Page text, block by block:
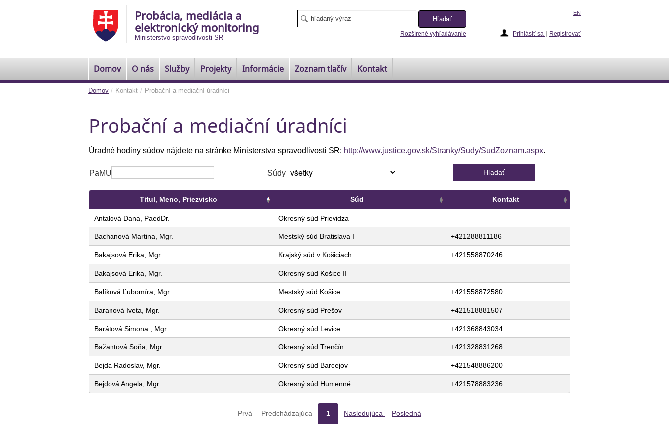
Probácia, mediácia a
elektronický monitoring
Ministerstvo spravodlivosti SR
Rozšírené vyhľadávanie
EN
Prihlásiť sa | Registrovať
Domov O nás Služby Projekty Informácie Zoznam tlačív Kontakt
Domov / Kontakt / Probační a mediační úradníci
Probační a mediační úradníci
Úradné hodiny súdov nájdete na stránke Ministerstva spravodlivosti SR: http://www.justice.gov.sk/Stranky/Sudy/SudZoznam.aspx.
PaMU Súdy
Titul, Meno, Priezvisko Súd Kontakt
Antalová Dana, PaedDr. Okresný súd Prievidza
Bachanová Martina, Mgr. Mestský súd Bratislava I +421288811186
Bakajsová Erika, Mgr. Krajský súd v Košiciach +421558870246
Bakajsová Erika, Mgr. Okresný súd Košice II
Balíková Ľubomíra, Mgr. Mestský súd Košice +421558872580
Baranová Iveta, Mgr. Okresný súd Prešov +421518881507
Barátová Simona , Mgr. Okresný súd Levice +421368843034
Bažantová Soňa, Mgr. Okresný súd Trenčín +421328831268
Bejda Radoslav, Mgr. Okresný súd Bardejov +421548886200
Bejdová Angela, Mgr. Okresný súd Humenné +421578883236
Prvá Predchádzajúca 1 Nasledujúca Posledná